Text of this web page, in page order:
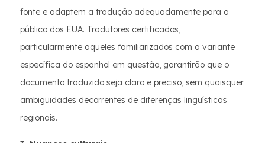
fonte e adaptem a tradução adequadamente para o
público dos EUA. Tradutores certificados,
particularmente aqueles familiarizados com a variante
específica do espanhol em questão, garantirão que o
documento traduzido seja claro e preciso, sem quaisquer
ambigüidades decorrentes de diferenças linguísticas
regionais.